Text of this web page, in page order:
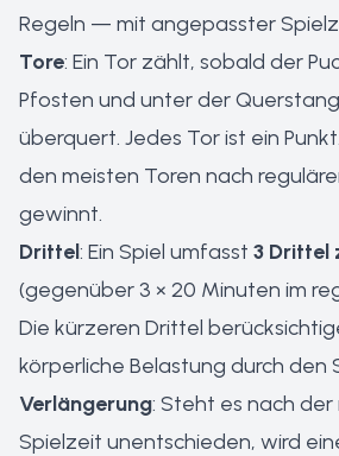
Regeln — mit angepasster
Tore: Ein Tor zählt, sobald der
Pfosten und unter der
überquert. Jedes Tor ist ein
den meisten Toren nach
gewinnt.
Drittel: Ein Spiel umfasst 3 Drittel
(gegenüber 3 × 20 Minuten im
Die kürzeren Drittel
körperliche Belastung durch den
Verlängerung: Steht es nach der
Spielzeit unentschieden, wird